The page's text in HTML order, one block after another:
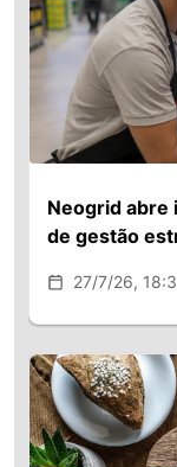
Neogrid abre
de gestão
27/7/26,